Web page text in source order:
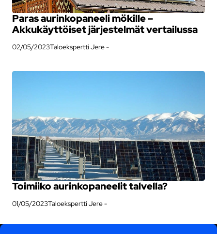
Paras aurinkopaneeli mökille –
Akkukäyttöiset järjestelmät vertailussa
02/05/2023Taloekspertti Jere -
Toimiiko aurinkopaneelit talvella?
01/05/2023Taloekspertti Jere -